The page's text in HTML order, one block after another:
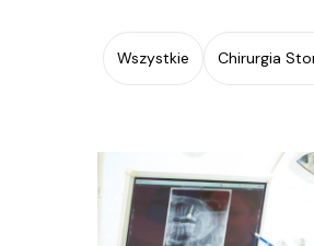
Wszystkie Chirurgia